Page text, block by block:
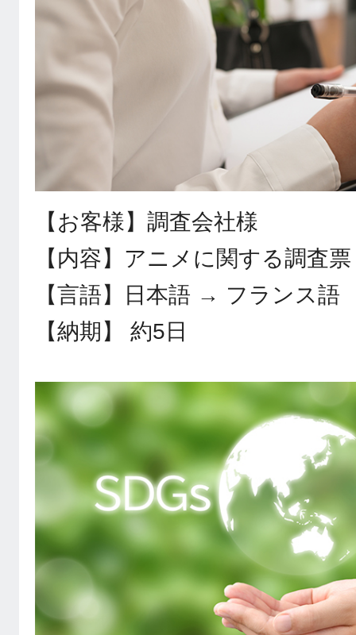
【お客様】調査会社様
【内容】アニメに関する調査票
【言語】日本語 → フランス語
【納期】 約5日